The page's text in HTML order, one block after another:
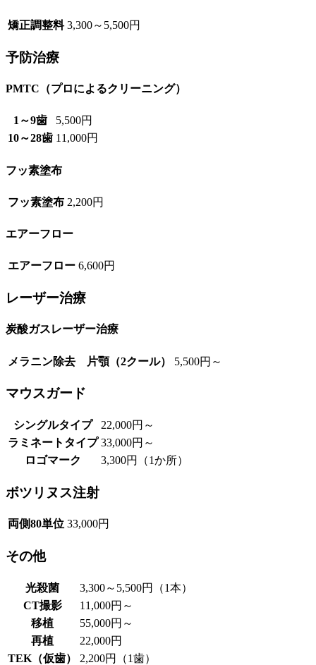
矯正調整料 3,300～5,500円
予防治療
PMTC（プロによるクリーニング）
1～9歯
5,500円
10～28歯 11,000円
フッ素塗布
フッ素塗布 2,200円
エアーフロー
エアーフロー 6,600円
レーザー治療
炭酸ガスレーザー治療
メラニン除去 片顎（2クール） 5,500円～
マウスガード
シングルタイプ
22,000円～
ラミネートタイプ 33,000円～
ロゴマーク
3,300円（1か所）
ボツリヌス注射
両側80単位 33,000円
その他
光殺菌
3,300～5,500円（1本）
CT撮影
11,000円～
移植
55,000円～
再植
22,000円
TEK（仮歯）
2,200円（1歯）